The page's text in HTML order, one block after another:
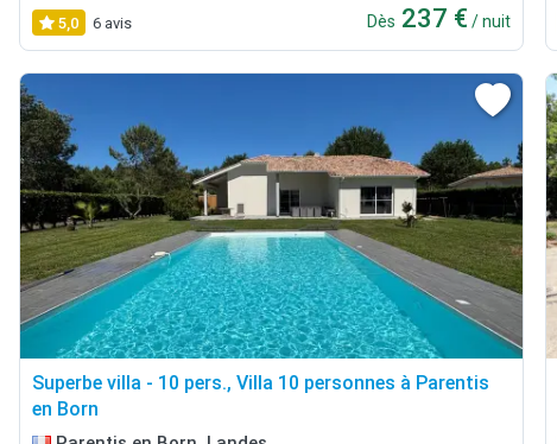
5,0 6 avis Dès 237 € / nuit
Superbe villa - 10 pers., Villa 10 personnes à Parentis
en Born